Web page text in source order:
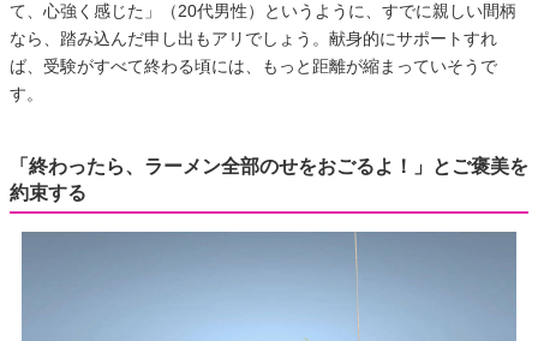
て、心強く感じた」（20代男性）というように、すでに親しい間柄
なら、踏み込んだ申し出もアリでしょう。献身的にサポートすれ
ば、受験がすべて終わる頃には、もっと距離が縮まっていそうで
す。
「終わったら、ラーメン全部のせをおごるよ！」とご褒美を
約束する